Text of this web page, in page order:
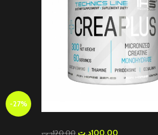
-27%
120.00د.ت 100.00د.ت